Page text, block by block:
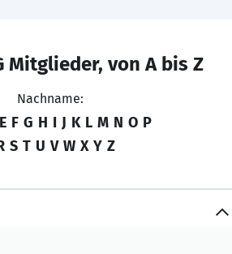
Mitglieder, von A bis Z
Nachname:
E F G H I J K L M N O P
S T U V W X Y Z